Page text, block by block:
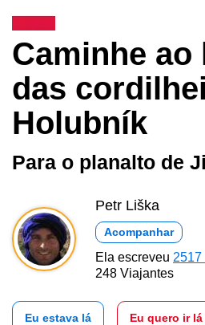
Caminhe ao
das
Holubník
Para o planalto de
Petr Liška
Acompanhar
Ela escreveu 2517
248 Viajantes
Eu estava lá Eu quero ir lá